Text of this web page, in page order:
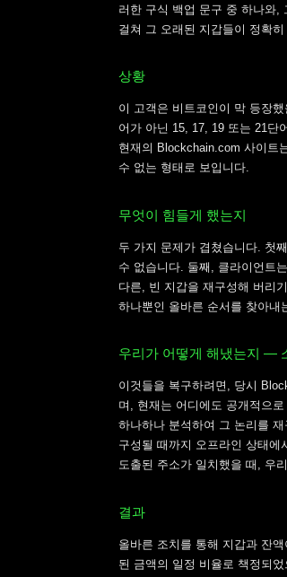
러한 구식 백업 문구 중 하나와,
걸쳐 그 오래된 지갑들이 정확
상황
이 고객은 비트코인이 막 등장
어가 아닌 15, 17, 19 또는 21단
현재의 Blockchain.com 사이트
수 없는 형태로 보입니다.
무엇이 힘들게 했는지
두 가지 문제가 겹쳤습니다. 첫
수 없습니다. 둘째, 클라이언트
다른, 빈 지갑을 재구성해 버리
하나뿐인 올바른 순서를 찾아내
우리가 어떻게 해냈는지 —
이것들을 복구하려면, 당시
며, 현재는 어디에도 공개적으
하나하나 분석하여 그 논리를
구성될 때까지 오프라인 상태
도출된 주소가 일치했을 때, 우
결과
올바른 조치를 통해 지갑과 잔
된 금액의 일정 비율로 책정되